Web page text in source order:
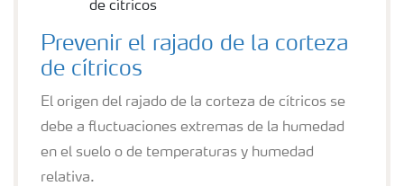
Prevenir el rajado de la corteza
de cítricos
El origen del rajado de la corteza de cítricos se
debe a fluctuaciones extremas de la humedad
en el suelo o de temperaturas y humedad
relativa.